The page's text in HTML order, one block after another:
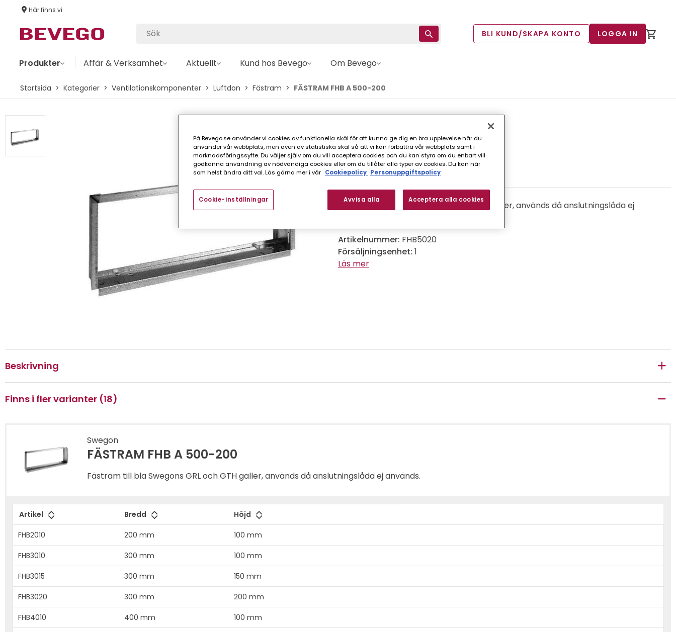
Här finns vi
BLI KUND/SKAPA KONTO LOGGA IN
Produkter Affär & Verksamhet Aktuellt Kund hos Bevego Om Bevego
Startsida Kategorier Ventilationskomponenter Luftdon Fästram FÄSTRAM FHB A 500-200
FÄSTRAM FHB A 500-200
FINNS I FLER VARIANTER (18)
Fästram till bla Swegons GRL och GTH galler, används då anslutningslåda ej
Artikelnummer: FHB5020
Försäljningsenhet: 1
Läs mer
Beskrivning
Finns i fler varianter (18)
Swegon
FÄSTRAM FHB A 500-200
Fästram till bla Swegons GRL och GTH galler, används då anslutningslåda ej används.
Artikel Bredd Höjd
FHB2010 200 mm 100 mm
FHB3010 300 mm 100 mm
FHB3015 300 mm 150 mm
FHB3020 300 mm 200 mm
FHB4010 400 mm 100 mm
På Bevego.se använder vi cookies av funktionella skäl för att kunna ge dig en bra upplevelse när du
använder vår webbplats, men även av statistiska skäl så att vi kan förbättra vår webbplats samt i
marknadsföringssyfte. Du väljer själv om du vill acceptera cookies och du kan styra om du enbart vill
godkänna användning av nödvändiga cookies eller om du tillåter alla typer av cookies. Du kan när
som helst ändra ditt val. Läs gärna mer i vår Cookiepolicy Personuppgiftspolicy
Avvisa alla Acceptera alla cookies
Cookie-inställningar